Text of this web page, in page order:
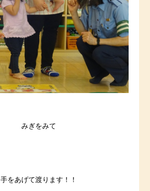
みぎをみて
手をあげて渡ります！！